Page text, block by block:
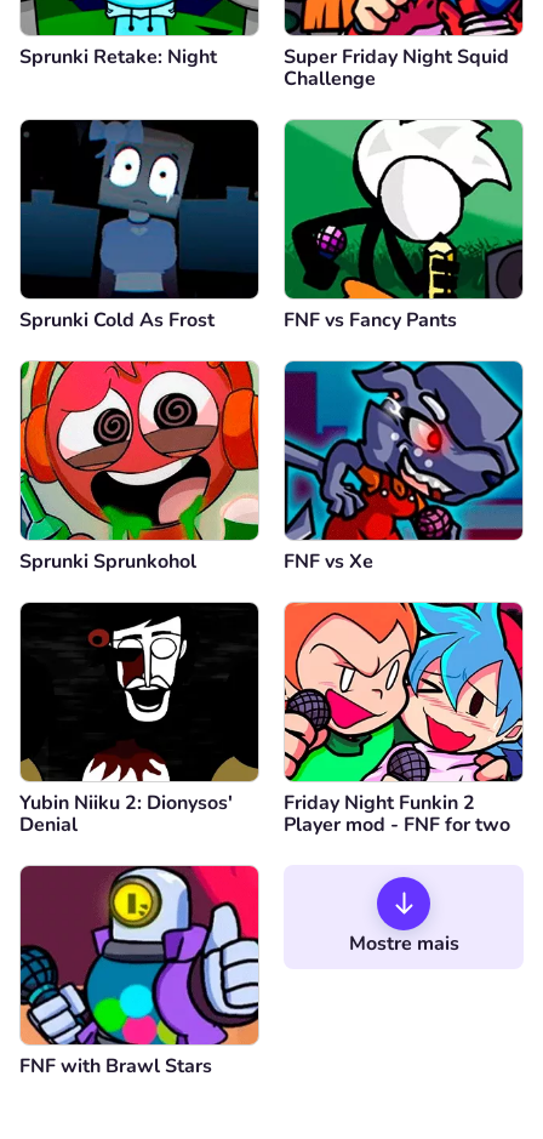
Sprunki Retake: Night
Super Friday Night Squid
Challenge
Sprunki Cold As Frost FNF vs Fancy Pants
Sprunki Sprunkohol FNF vs Xе
Yubin Niiku 2: Dionysos'
Denial
Friday Night Funkin 2
Player mod - FNF for two
FNF with Brawl Stars
Mostre mais